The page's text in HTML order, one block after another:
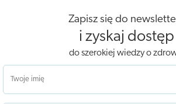
Zapisz się do
i zyskaj dostęp
do szerokiej wiedzy o